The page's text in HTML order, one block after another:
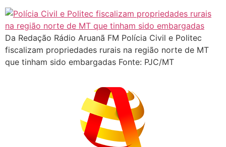
Da Redação Rádio Aruanã FM Polícia Civil e Politec
fiscalizam propriedades rurais na região norte de MT
que tinham sido embargadas Fonte: PJC/MT